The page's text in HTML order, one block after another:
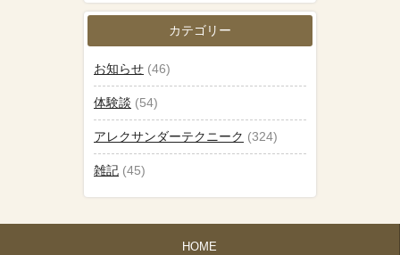
カテゴリー
お知らせ (46)
体験談 (54)
アレクサンダーテクニーク (324)
雑記 (45)
HOME